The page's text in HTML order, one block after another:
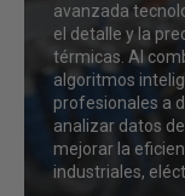
avanzada
el detalle y la
térmicas. Al
algoritmos
profesionales a
analizar datos
mejorar la
industriales,